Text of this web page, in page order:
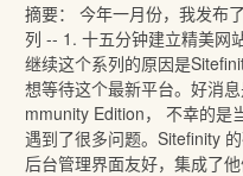
摘要： 今年一月份，我发布
列 -- 1. 十五分钟建立精美网
继续这个系列的原因是
想等待这个最新平台。好消
mmunity Edition， 不幸的是
遇到了很多问题。Sitefinity
后台管理界面友好，集成了